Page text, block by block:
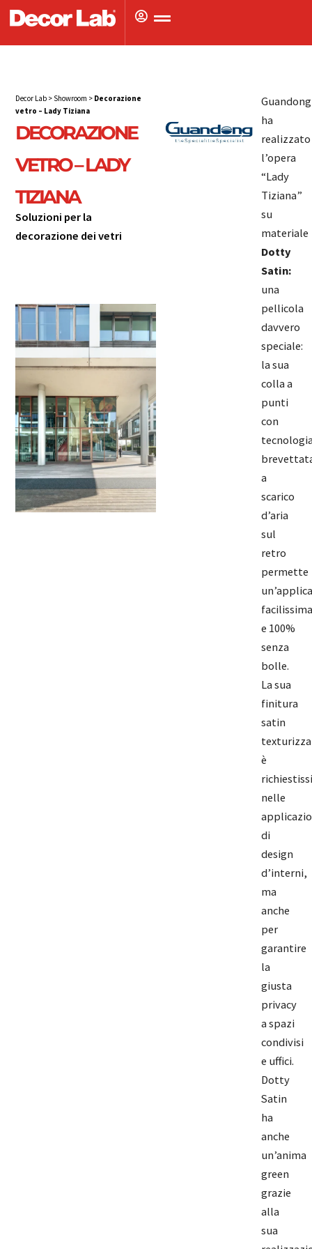
Decor Lab > Showroom > Decorazione
vetro – Lady Tiziana
DECORAZIONE
VETRO – LADY
TIZIANA
Soluzioni per la
decorazione dei vetri
Guandong
ha
realizzato
l’opera
“Lady
Tiziana”
su
materiale
Dotty
Satin:
una
pellicola
davvero
speciale:
la sua
colla a
punti
con
a
scarico
d’aria
sul
retro
permette
facilissima
e 100%
senza
bolle.
La sua
finitura
satin
è
nelle
di
design
d’interni,
ma
anche
per
garantire
la
giusta
privacy
a spazi
condivisi
e uffici.
Dotty
Satin
ha
anche
un’anima
green
grazie
alla
sua